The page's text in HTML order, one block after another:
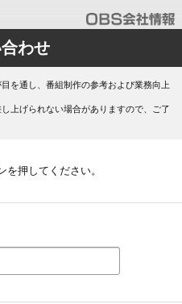
わせ
を通し、番組制作の参考および業務向上
上げられない場合がありますので、ご了
押してください。